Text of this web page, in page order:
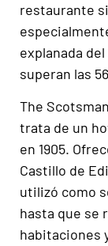
restaurante
explanada
superan las
The
trata de un
en 1905.
Castillo de
utilizó como
hasta que se
habitaciones